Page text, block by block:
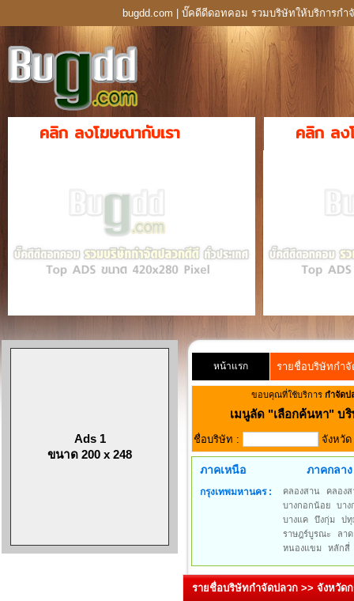
bugdd.com | บั๊คดีดีดอทคอม รวมบริษัทให้บริการกำ
คลิก ลงโฆษณากับเรา คลิก ลง
Ads 1
ขนาด 200 x 248
หน้าแรก รายชื่อบริษัทกำจั
ขอบคุณที่ใช้บริการ กำจัดป
เมนูลัด "เลือกค้นหา" บ
ชื่อบริษัท : จังหวัด
ภาคเหนือ ภาคกลาง
กรุงเทพมหานคร : คลองสาน
คลองส
บางกอกน้อย
บาง
บางแค
บึงกุ่ม
ปทุ
ราษฎร์บูรณะ
ลา
หนองแขม
หลักสี่
รายชื่อบริษัทกำจัดปลวก >> จังหวัด